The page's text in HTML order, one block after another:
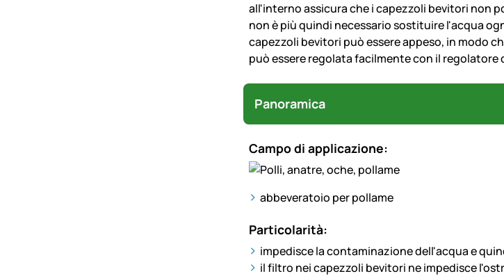
all'interno assicura che i capezzoli bevitori non
non è piùquindi necessario sostituire l'acqua
capezzoli bevitori puòessere appeso, in modo
puòessere regolata facilmente con il regolatore
Panoramica
Campo di applicazione:
abbeveratoio per pollame
Particolarità:
impedisce la contaminazione dell'acqua e
il filtro nei capezzoli bevitori ne impedisce